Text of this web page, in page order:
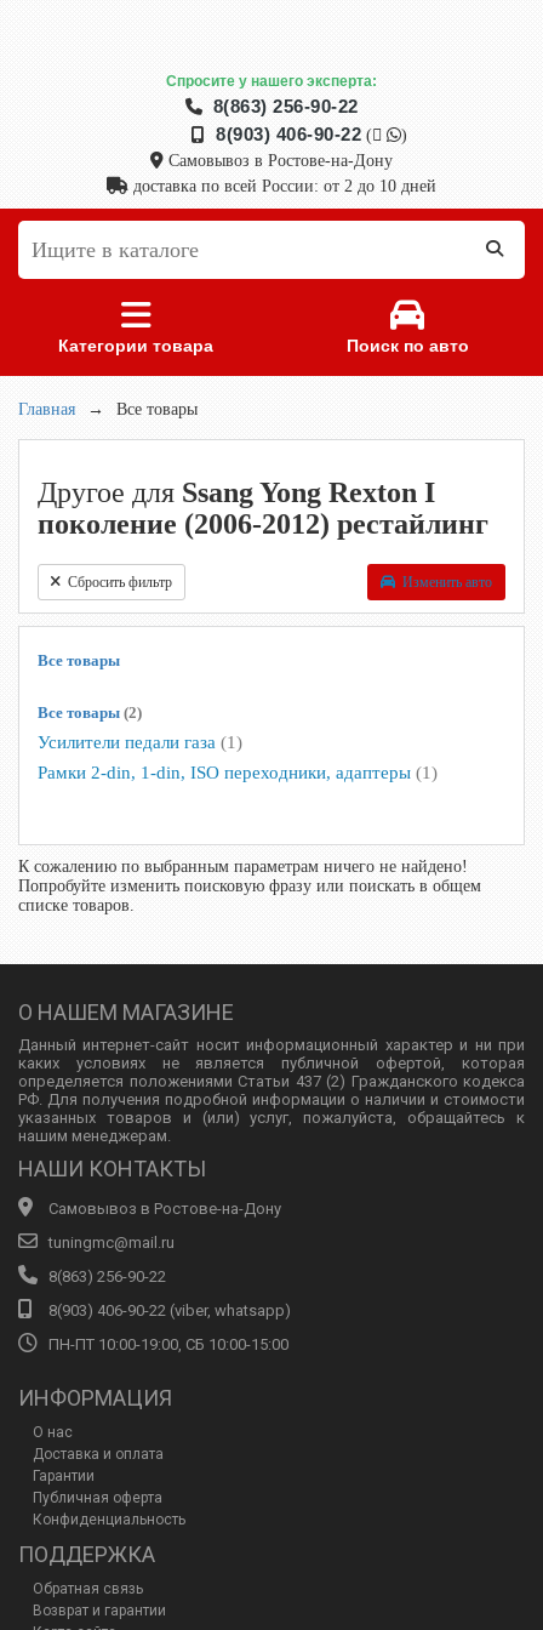
Спросите у нашего эксперта:
8(863) 256-90-22
8(903) 406-90-22 (
)
Самовывоз в Ростове-на-Дону
доставка по всей России: от 2 до 10 дней
Категории товара Поиск по авто
Главная → Все товары
Другое для Ssang Yong Rexton I
поколение (2006-2012) рестайлинг
Сбросить фильтр Изменить авто
Все товары
Все товары (2)
Усилители педали газа (1)
Рамки 2-din, 1-din, ISO переходники, адаптеры (1)
К сожалению по выбранным параметрам ничего не найдено!
Попробуйте изменить поисковую фразу или поискать в общем
списке товаров.
О НАШЕМ МАГАЗИНЕ
Данный интернет-сайт носит информационный характер и ни при
каких условиях не является публичной офертой, которая
определяется положениями Статьи 437 (2) Гражданского кодекса
РФ. Для получения подробной информации о наличии и стоимости
указанных товаров и (или) услуг, пожалуйста, обращайтесь к
нашим менеджерам.
НАШИ КОНТАКТЫ
Самовывоз в Ростове-на-Дону
tuningmc@mail.ru
8(863) 256-90-22
8(903) 406-90-22 (viber, whatsapp)
ПН-ПТ 10:00-19:00, СБ 10:00-15:00
ИНФОРМАЦИЯ
О нас
Доставка и оплата
Гарантии
Публичная оферта
Конфиденциальность
ПОДДЕРЖКА
Обратная связь
Возврат и гарантии